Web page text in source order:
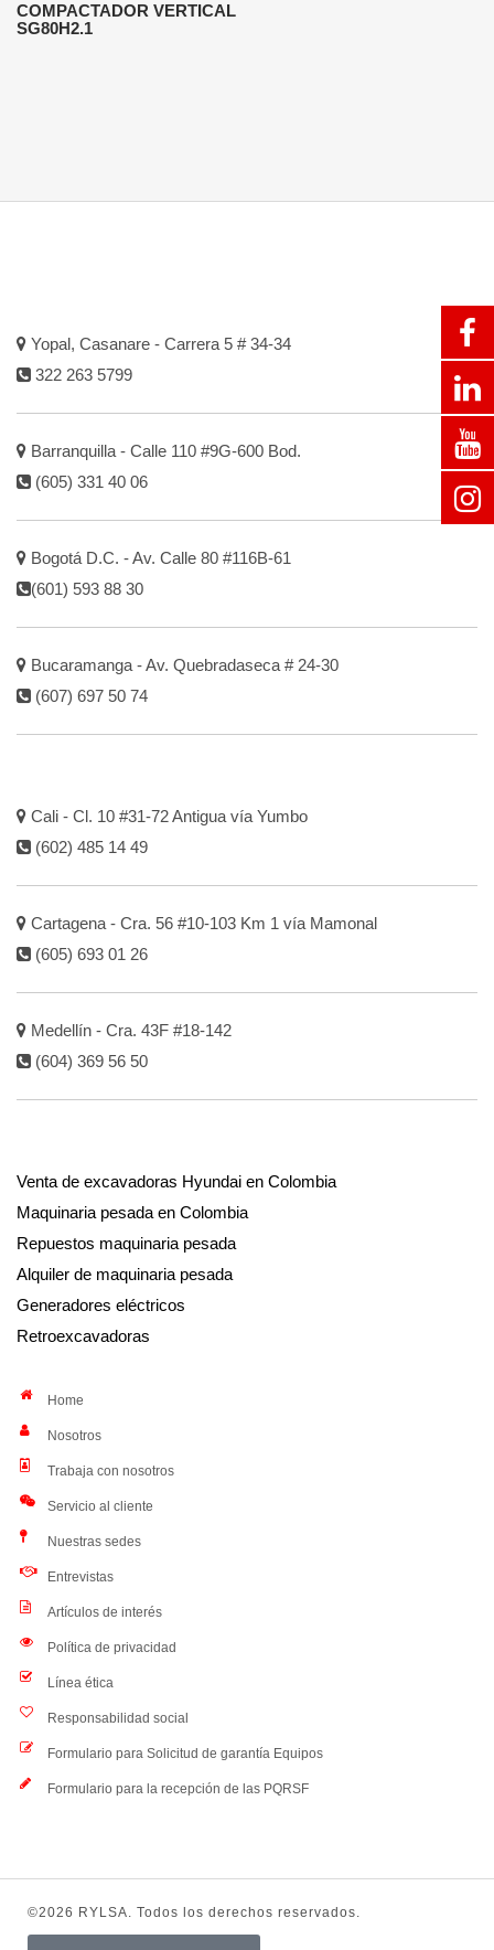
COMPACTADOR VERTICAL
SG80H2.1
Yopal, Casanare - Carrera 5 # 34-34
322 263 5799
Barranquilla - Calle 110 #9G-600 Bod.
(605) 331 40 06
Bogotá D.C. - Av. Calle 80 #116B-61
(601) 593 88 30
Bucaramanga - Av. Quebradaseca # 24-30
(607) 697 50 74
Cali - Cl. 10 #31-72 Antigua vía Yumbo
(602) 485 14 49
Cartagena - Cra. 56 #10-103 Km 1 vía Mamonal
(605) 693 01 26
Medellín - Cra. 43F #18-142
(604) 369 56 50
Venta de excavadoras Hyundai en Colombia
Maquinaria pesada en Colombia
Repuestos maquinaria pesada
Alquiler de maquinaria pesada
Generadores eléctricos
Retroexcavadoras
Home
Nosotros
Trabaja con nosotros
Servicio al cliente
Nuestras sedes
Entrevistas
Artículos de interés
Política de privacidad
Línea ética
Responsabilidad social
Formulario para Solicitud de garantía Equipos
Formulario para la recepción de las PQRSF
©2026 RYLSA. Todos los derechos reservados.